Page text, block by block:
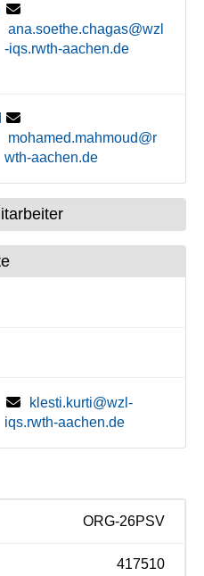
ana.soethe.chagas@wzl
-iqs.rwth-aachen.de
mohamed.mahmoud@r
wth-aachen.de
klesti.kurti@wzl-
iqs.rwth-aachen.de
ORG-26PSV
417510